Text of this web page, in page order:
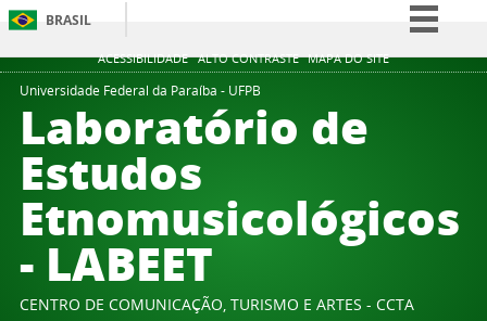
ACESSIBILIDADE ALTO CONTRASTE MAPA DO SITE
BRASIL
Simplifique!
Participe
Canais
Universidade Federal da Paraíba - UFPB
Laboratório de
Estudos
Etnomusicológicos
- LABEET
CENTRO DE COMUNICAÇÃO, TURISMO E ARTES - CCTA